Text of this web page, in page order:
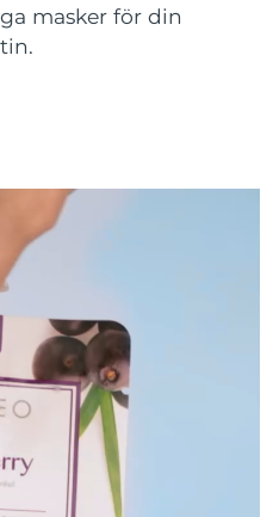
masker för din